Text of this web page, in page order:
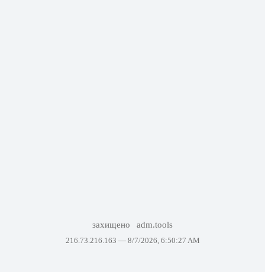
захищено adm.tools
216.73.216.163 — 8/7/2026, 6:50:27 AM